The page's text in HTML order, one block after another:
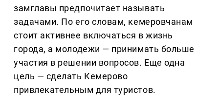
замглавы предпочитает называть
задачами. По его словам, кемеровчанам
стоит активнее включаться в жизнь
города, а молодежи — принимать больше
участия в решении вопросов. Еще одна
цель — сделать Кемерово
привлекательным для туристов.